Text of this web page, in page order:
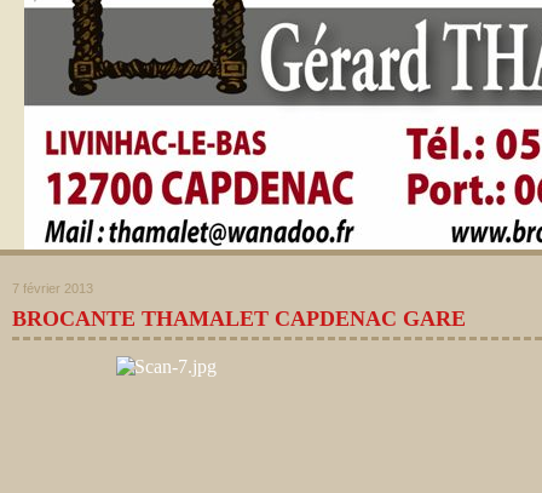
7 février 2013
BROCANTE THAMALET CAPDENAC GARE